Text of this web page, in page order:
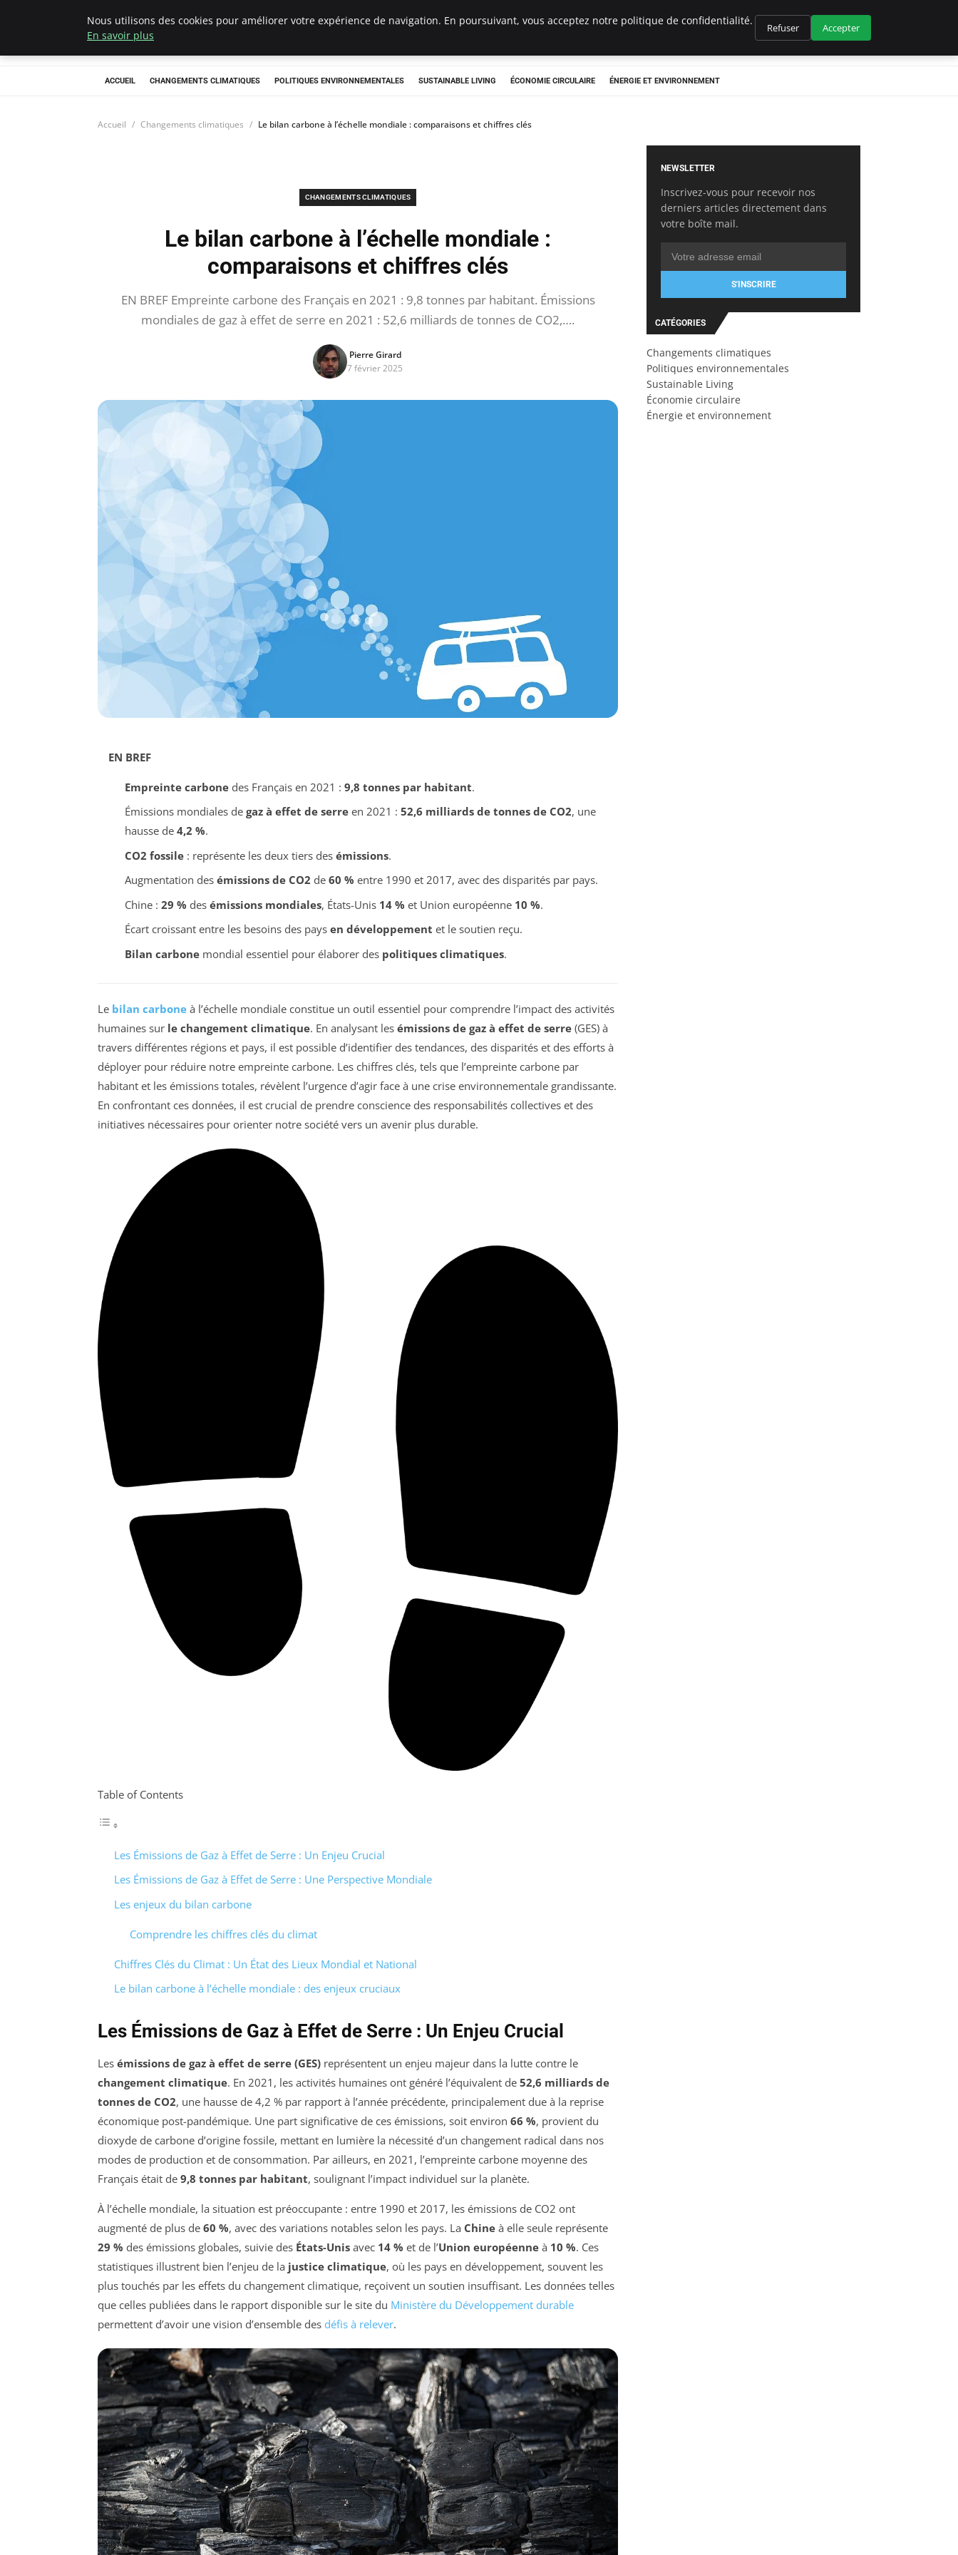
Climategatecountryclub.com
ACCUEIL CHANGEMENTS CLIMATIQUES POLITIQUES ENVIRONNEMENTALES SUSTAINABLE LIVING ÉCONOMIE CIRCULAIRE ÉNERGIE ET ENVIRONNEMENT
Accueil Changements climatiques Le bilan carbone à l’échelle mondiale : comparaisons et chiffres clés
CHANGEMENTS CLIMATIQUES
Le bilan carbone à l’échelle mondiale :
comparaisons et chiffres clés
EN BREF Empreinte carbone des Français en 2021 : 9,8 tonnes par habitant. Émissions
mondiales de gaz à effet de serre en 2021 : 52,6 milliards de tonnes de CO2,….
Pierre Girard
7 février 2025
EN BREF
Empreinte carbonedes Français en 2021 : 9,8 tonnes par habitant.
Émissions mondiales de gaz à effet de serreen 2021 : 52,6 milliards de tonnes de CO2, une
hausse de 4,2 %.
CO2 fossile: représente les deux tiers des émissions.
Augmentation des émissions de CO2 de 60 % entre 1990 et 2017, avec des disparités par pays.
Chine : 29 % des émissions mondiales, États-Unis 14 % et Union européenne 10 %.
Écart croissant entre les besoins des pays en développement et le soutien reçu.
Bilan carbonemondial essentiel pour élaborer des politiques climatiques.
Le bilan carbone à l’échelle mondiale constitue un outil essentiel pour comprendre l’impact des activités
humaines sur le changement climatique. En analysant les émissions de gaz à effet de serre (GES) à
travers différentes régions et pays, il est possible d’identifier des tendances, des disparités et des efforts à
déployer pour réduire notre empreinte carbone. Les chiffres clés, tels que l’empreinte carbone par
habitant et les émissions totales, révèlent l’urgence d’agir face à une crise environnementale grandissante.
En confrontant ces données, il est crucial de prendre conscience des responsabilités collectives et des
initiatives nécessaires pour orienter notre société vers un avenir plus durable.
Table of Contents
Les Émissions de Gaz à Effet de Serre : Un Enjeu Crucial
Les Émissions de Gaz à Effet de Serre : Une Perspective Mondiale
Les enjeux du bilan carbone
Comprendre les chiffres clés du climat
Chiffres Clés du Climat : Un État des Lieux Mondial et National
Le bilan carbone à l’échelle mondiale : des enjeux cruciaux
Les Émissions de Gaz à Effet de Serre : Un Enjeu Crucial
Les émissions de gaz à effet de serre (GES) représentent un enjeu majeur dans la lutte contre le
changement climatique. En 2021, les activités humaines ont généré l’équivalent de 52,6 milliards de
tonnes de CO2, une hausse de 4,2 % par rapport à l’année précédente, principalement due à la reprise
économique post-pandémique. Une part significative de ces émissions, soit environ 66 %, provient du
dioxyde de carbone d’origine fossile, mettant en lumière la nécessité d’un changement radical dans nos
modes de production et de consommation. Par ailleurs, en 2021, l’empreinte carbone moyenne des
Français était de 9,8 tonnes par habitant, soulignant l’impact individuel sur la planète.
À l’échelle mondiale, la situation est préoccupante : entre 1990 et 2017, les émissions de CO2 ont
augmenté de plus de 60 %, avec des variations notables selon les pays. La Chine à elle seule représente
29 % des émissions globales, suivie des États-Unis avec 14 % et de l’Union européenne à 10 %. Ces
statistiques illustrent bien l’enjeu de la justice climatique, où les pays en développement, souvent les
plus touchés par les effets du changement climatique, reçoivent un soutien insuffisant. Les données telles
que celles publiées dans le rapport disponible sur le site du Ministère du Développement durable
permettent d’avoir une vision d’ensemble des défis à relever.
NEWSLETTER
Inscrivez-vous pour recevoir nos
derniers articles directement dans
votre boîte mail.
S'INSCRIRE
CATÉGORIES
Changements climatiques
Politiques environnementales
Sustainable Living
Économie circulaire
Énergie et environnement
Nous utilisons des cookies pour améliorer votre expérience de navigation. En poursuivant, vous acceptez notre politique de confidentialité.
En savoir plus
Refuser Accepter